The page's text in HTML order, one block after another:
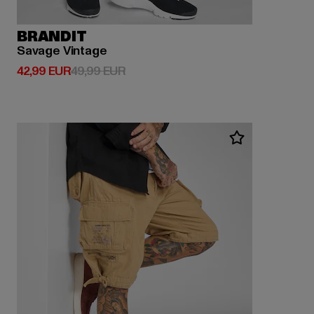
BRANDIT
Savage Vintage
42,99 EUR
Derzeitiger Preis: 42,99 EUR
49,99 EURAktionspreis: 49,99 EUR